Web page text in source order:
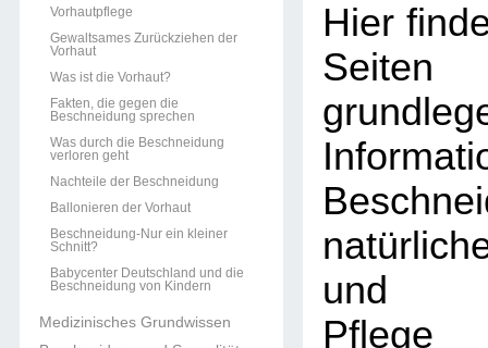
Vorhautpflege
Gewaltsames Zurückziehen der
Vorhaut
Was ist die Vorhaut?
Fakten, die gegen die
Beschneidung sprechen
Was durch die Beschneidung
verloren geht
Nachteile der Beschneidung
Ballonieren der Vorhaut
Beschneidung-Nur ein kleiner
Schnitt?
Babycenter Deutschland und die
Beschneidung von Kindern
Medizinisches Grundwissen
Hier
und
Pflege